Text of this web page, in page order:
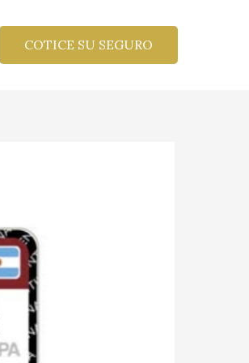
COTICE SU SEGURO